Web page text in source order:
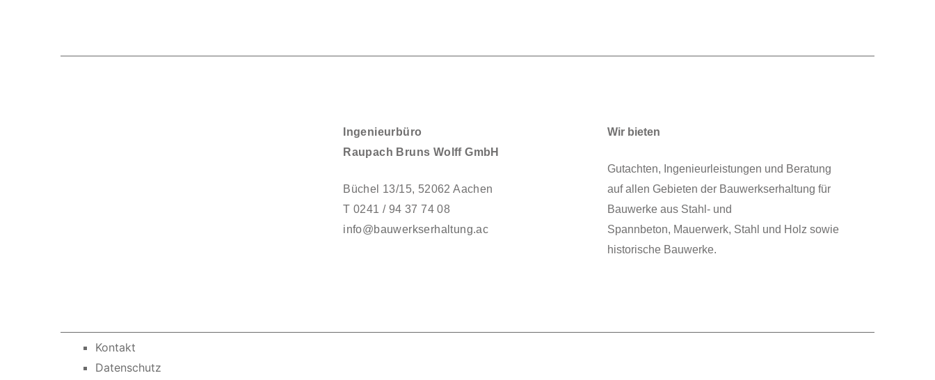
Ingenieurbüro
Raupach Bruns Wolff GmbH
Büchel 13/15, 52062 Aachen
T 0241 / 94 37 74 08
info@bauwerkserhaltung.ac
Wir bieten
Gutachten, Ingenieurleistungen und Beratung
auf allen Gebieten der Bauwerkserhaltung für
Bauwerke aus Stahl- und
Spannbeton, Mauerwerk, Stahl und Holz sowie
historische Bauwerke.
Kontakt
Datenschutz